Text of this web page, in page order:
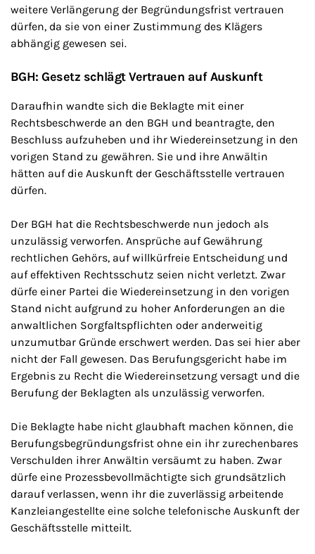
weitere Verlängerung der Begründungsfrist vertrauen
dürfen, da sie von einer Zustimmung des Klägers
abhängig gewesen sei.
BGH: Gesetz schlägt Vertrauen auf Auskunft
Daraufhin wandte sich die Beklagte mit einer
Rechtsbeschwerde an den BGH und beantragte, den
Beschluss aufzuheben und ihr Wiedereinsetzung in den
vorigen Stand zu gewähren. Sie und ihre Anwältin
hätten auf die Auskunft der Geschäftsstelle vertrauen
dürfen.
Der BGH hat die Rechtsbeschwerde nun jedoch als
unzulässig verworfen. Ansprüche auf Gewährung
rechtlichen Gehörs, auf willkürfreie Entscheidung und
auf effektiven Rechtsschutz seien nicht verletzt. Zwar
dürfe einer Partei die Wiedereinsetzung in den vorigen
Stand nicht aufgrund zu hoher Anforderungen an die
anwaltlichen Sorgfaltspflichten oder anderweitig
unzumutbar Gründe erschwert werden. Das sei hier aber
nicht der Fall gewesen. Das Berufungsgericht habe im
Ergebnis zu Recht die Wiedereinsetzung versagt und die
Berufung der Beklagten als unzulässig verworfen.
Die Beklagte habe nicht glaubhaft machen können, die
Berufungsbegründungsfrist ohne ein ihr zurechenbares
Verschulden ihrer Anwältin versäumt zu haben. Zwar
dürfe eine Prozessbevollmächtigte sich grundsätzlich
darauf verlassen, wenn ihr die zuverlässig arbeitende
Kanzleiangestellte eine solche telefonische Auskunft der
Geschäftsstelle mitteilt.